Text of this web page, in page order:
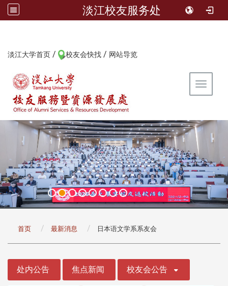
淡江校友服务处
淡江大学首页 / 校友会快找 / 网站导览
Toggle
首页 最新消息 日本语文学系系友会
处内公告 焦点新闻 校友会公告